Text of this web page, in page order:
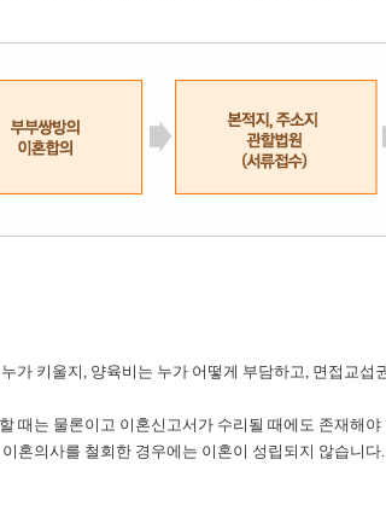
가 키울지, 양육비는 누가 어떻게 부담하고, 면접교
때는 물론이고 이혼신고서가 수리될 때에도 존재해
혼의사를 철회한 경우에는 이혼이 성립되지 않습니다.